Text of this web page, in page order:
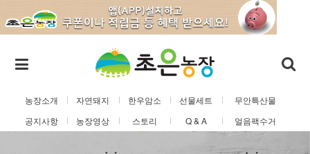
농장소개 자연돼지 한우암소 선물세트
무안특산물
공지사항
농장영상 스토리 Q & A 얼음팩수거